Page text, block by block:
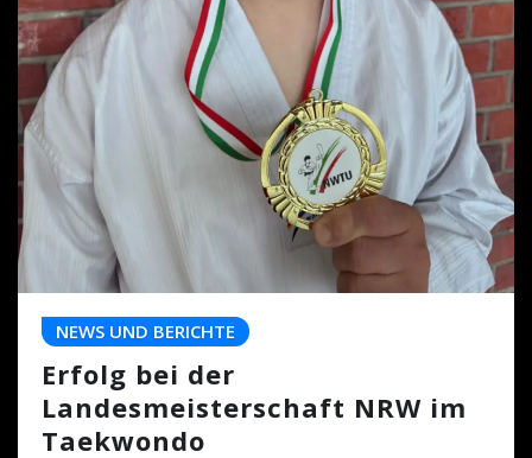
NEWS UND BERICHTE
Erfolg bei der
Landesmeisterschaft NRW im
Taekwondo